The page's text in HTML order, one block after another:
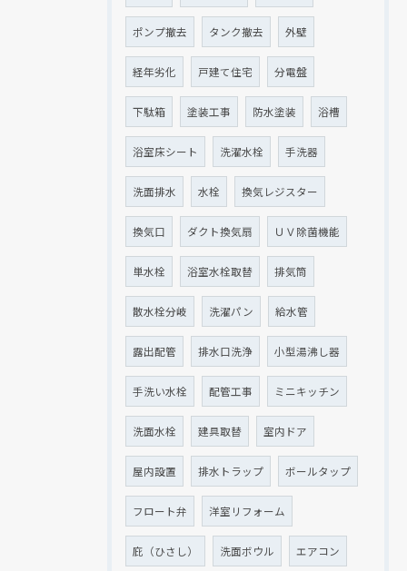
ポンプ撤去 タンク撤去 外壁
経年劣化 戸建て住宅 分電盤
下駄箱 塗装工事 防水塗装 浴槽
浴室床シート 洗濯水栓 手洗器
洗面排水 水栓 換気レジスター
換気口 ダクト換気扇 ＵＶ除菌機能
単水栓 浴室水栓取替 排気筒
散水栓分岐 洗濯パン 給水管
露出配管 排水口洗浄 小型湯沸し器
手洗い水栓 配管工事 ミニキッチン
洗面水栓 建具取替 室内ドア
屋内設置 排水トラップ ボールタップ
フロート弁 洋室リフォーム
庇（ひさし） 洗面ボウル エアコン